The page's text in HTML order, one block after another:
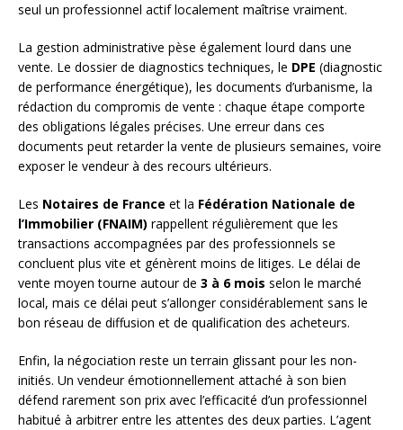
seul un professionnel actif localement maîtrise vraiment.
La gestion administrative pèse également lourd dans une
vente. Le dossier de diagnostics techniques, le DPE (diagnostic
de performance énergétique), les documents d’urbanisme, la
rédaction du compromis de vente : chaque étape comporte
des obligations légales précises. Une erreur dans ces
documents peut retarder la vente de plusieurs semaines, voire
exposer le vendeur à des recours ultérieurs.
Les Notaires de France et la Fédération Nationale de
l’Immobilier (FNAIM) rappellent régulièrement que les
transactions accompagnées par des professionnels se
concluent plus vite et génèrent moins de litiges. Le délai de
vente moyen tourne autour de 3 à 6 mois selon le marché
local, mais ce délai peut s’allonger considérablement sans le
bon réseau de diffusion et de qualification des acheteurs.
Enfin, la négociation reste un terrain glissant pour les non-
initiés. Un vendeur émotionnellement attaché à son bien
défend rarement son prix avec l’efficacité d’un professionnel
habitué à arbitrer entre les attentes des deux parties. L’agent